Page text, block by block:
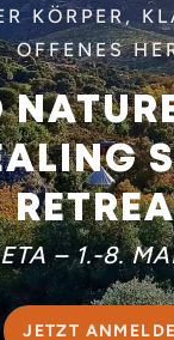
KÖRPER,
OFFENES
– 1.-8.
JETZT